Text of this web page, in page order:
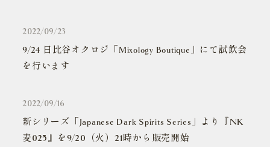
2022/09/23
9/24 日比谷オクロジ「Mixology Boutique」にて試飲会
を行います
2022/09/16
新シリーズ「Japanese Dark Spirits Series」より『NK
麦025』を9/20（火）21時から販売開始